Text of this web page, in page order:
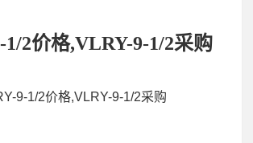
1/2价格,VLRY-9-1/2采购
9-1/2价格,VLRY-9-1/2采购